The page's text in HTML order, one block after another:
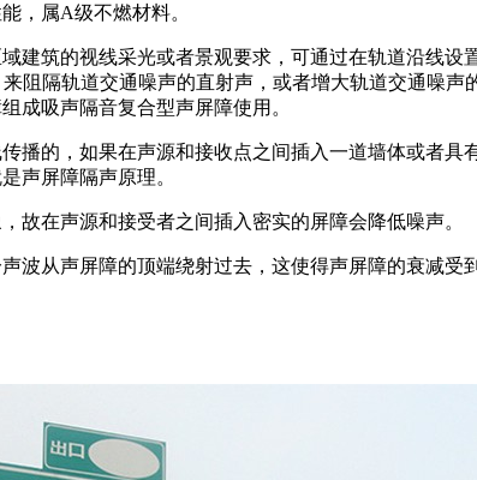
，属A级不燃材料。
建筑的视线采光或者景观要求，可通过在轨道沿线
阻隔轨道交通噪声的直射声，或者增大轨道交通噪
成吸声隔音复合型声屏障使用。
播的，如果在声源和接收点之间插入一道墙体或者
声屏障隔声原理。
故在声源和接受者之间插入密实的屏障会降低噪声。
波从声屏障的顶端绕射过去，这使得声屏障的衰减受